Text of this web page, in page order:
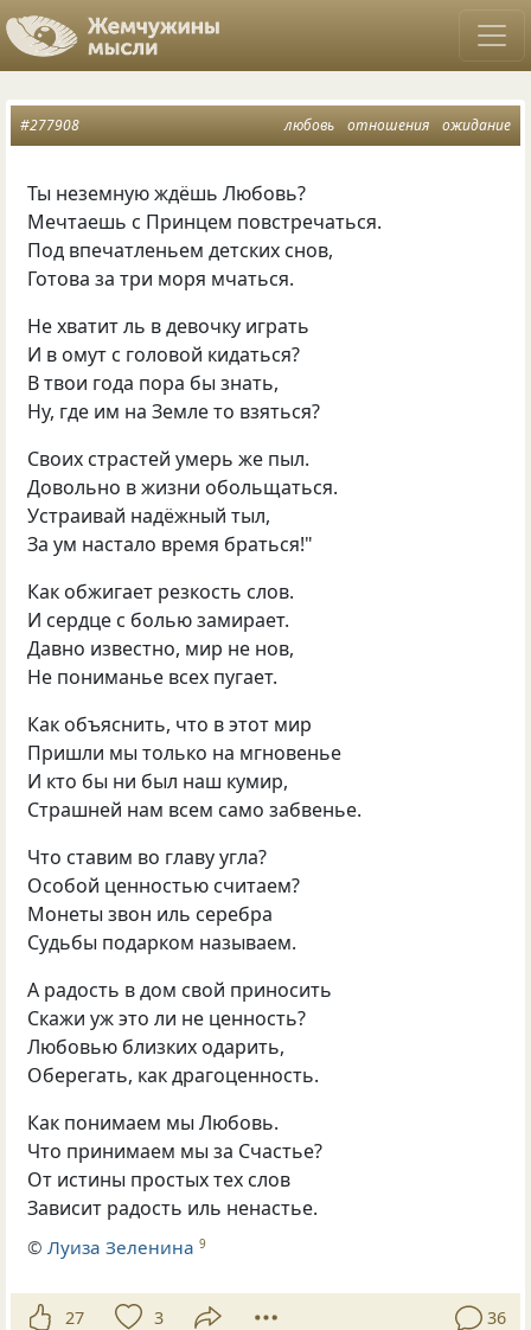
любовь отношения ожидание
#277908
Ты неземную ждёшь Любовь?
Мечтаешь с Принцем повстречаться.
Под впечатленьем детских снов,
Готова за три моря мчаться.
Не хватит ль в девочку играть
И в омут с головой кидаться?
В твои года пора бы знать,
Ну, где им на Земле то взяться?
Своих страстей умерь же пыл.
Довольно в жизни обольщаться.
Устраивай надёжный тыл,
За ум настало время браться!"
Как обжигает резкость слов.
И сердце с болью замирает.
Давно известно, мир не нов,
Не пониманье всех пугает.
Как объяснить, что в этот мир
Пришли мы только на мгновенье
И кто бы ни был наш кумир,
Страшней нам всем само забвенье.
Что ставим во главу угла?
Особой ценностью считаем?
Монеты звон иль серебра
Судьбы подарком называем.
А радость в дом свой приносить
Скажи уж это ли не ценность?
Любовью близких одарить,
Оберегать, как драгоценность.
Как понимаем мы Любовь.
Что принимаем мы за Счастье?
От истины простых тех слов
Зависит радость иль ненастье.
©Луиза Зеленина 9
27 3 36